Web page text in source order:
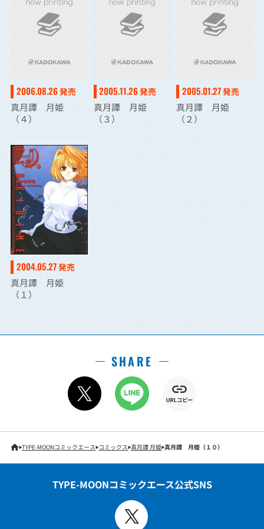
2006.08.26発売
真月譚 月姫
（４）
2005.11.26発売
真月譚 月姫
（３）
2005.01.27発売
真月譚 月姫
（２）
2004.05.27発売
真月譚 月姫
（１）
SHARE
TYPE-MOONコミックエース コミックス 真月譚 月姫 真月譚 月姫（１０）
TYPE-MOONコミックエース公式SNS